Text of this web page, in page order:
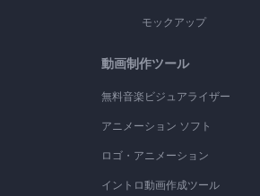
モックアップ
動画制作ツール
無料音楽ビジュアライザー
アニメーション ソフト
ロゴ・アニメーション
イントロ動画作成ツール